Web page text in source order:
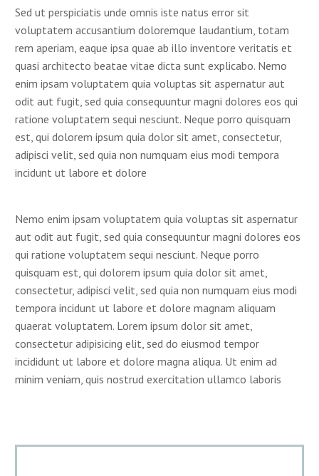
Sed ut perspiciatis unde omnis iste natus error sit
voluptatem accusantium doloremque laudantium, totam
rem aperiam, eaque ipsa quae ab illo inventore veritatis et
quasi architecto beatae vitae dicta sunt explicabo. Nemo
enim ipsam voluptatem quia voluptas sit aspernatur aut
odit aut fugit, sed quia consequuntur magni dolores eos qui
ratione voluptatem sequi nesciunt. Neque porro quisquam
est, qui dolorem ipsum quia dolor sit amet, consectetur,
adipisci velit, sed quia non numquam eius modi tempora
incidunt ut labore et dolore
Nemo enim ipsam voluptatem quia voluptas sit aspernatur
aut odit aut fugit, sed quia consequuntur magni dolores eos
qui ratione voluptatem sequi nesciunt. Neque porro
quisquam est, qui dolorem ipsum quia dolor sit amet,
consectetur, adipisci velit, sed quia non numquam eius modi
tempora incidunt ut labore et dolore magnam aliquam
quaerat voluptatem. Lorem ipsum dolor sit amet,
consectetur adipisicing elit, sed do eiusmod tempor
incididunt ut labore et dolore magna aliqua. Ut enim ad
minim veniam, quis nostrud exercitation ullamco laboris